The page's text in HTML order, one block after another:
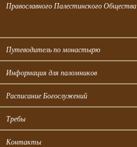
Православного Палестинского Общества
Путеводитель по монастырю
Информация для паломников
Расписание Богослужений
Требы
Контакты